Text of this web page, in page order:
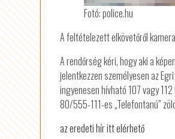
Fotó: police.hu
A feltételezett elkövetőről
A rendőrség kéri, hogy aki a
jelentkezzen személyesen az
ingyenesen hívható 107 vagy
80/555-111-es „Telefontanú”
az eredeti hír itt elérhető